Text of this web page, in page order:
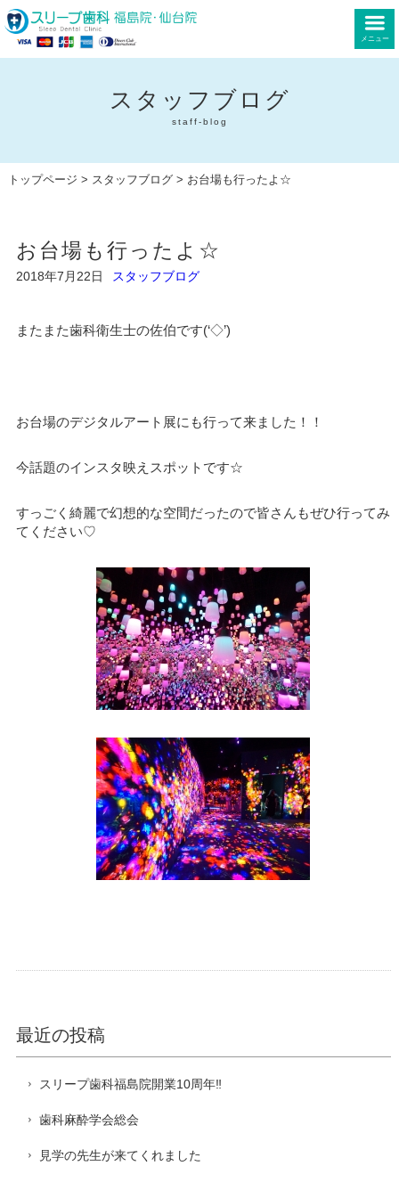
メニュー
スタッフブログ
staff-blog
トップページ > スタッフブログ> お台場も行ったよ☆
お台場も行ったよ☆
2018年7月22日 スタッフブログ
またまた歯科衛生士の佐伯です(‘◇’)ゞ
お台場のデジタルアート展にも行って来ました！！
今話題のインスタ映えスポットです☆
すっごく綺麗で幻想的な空間だったので皆さんもぜひ行ってみ
てください♡
最近の投稿
スリープ歯科福島院開業10周年‼️
歯科麻酔学会総会
見学の先生が来てくれました